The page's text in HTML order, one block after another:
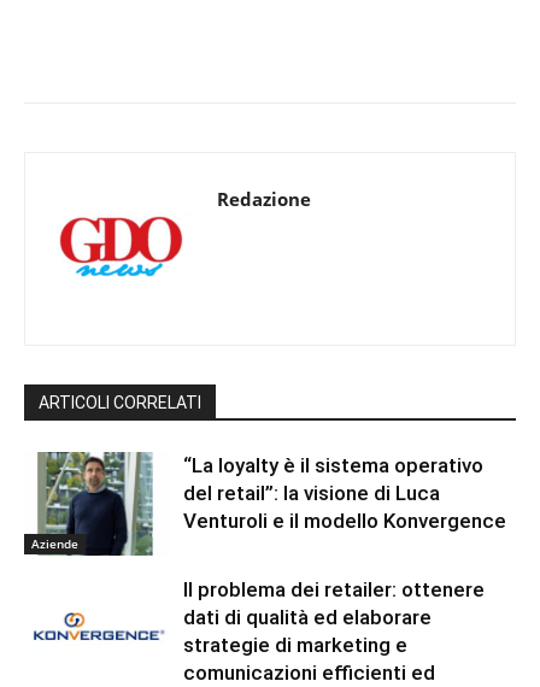
Redazione
ARTICOLI CORRELATI
Aziende
“La loyalty è il sistema operativo
del retail”: la visione di Luca
Venturoli e il modello Konvergence
Il problema dei retailer: ottenere
dati di qualità ed elaborare
strategie di marketing e
comunicazioni efficienti ed